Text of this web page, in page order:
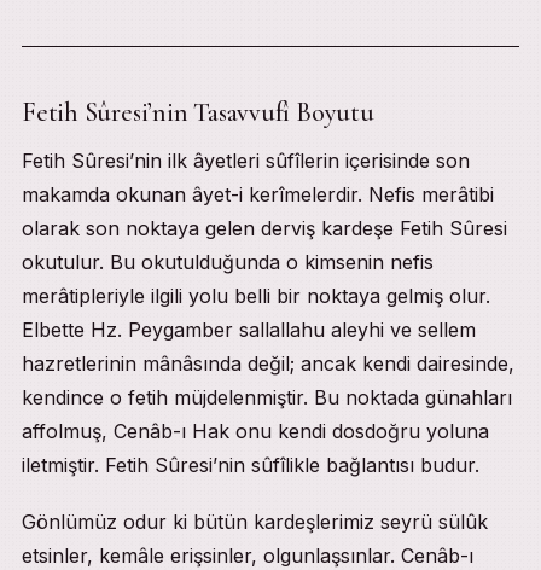
Fetih Sûresi’nin Tasavvufî Boyutu
Fetih Sûresi’nin ilk âyetleri sûfîlerin içerisinde son
makamda okunan âyet-i kerîmelerdir. Nefis merâtibi
olarak son noktaya gelen derviş kardeşe Fetih Sûresi
okutulur. Bu okutulduğunda o kimsenin nefis
merâtipleriyle ilgili yolu belli bir noktaya gelmiş olur.
Elbette Hz. Peygamber sallallahu aleyhi ve sellem
hazretlerinin mânâsında değil; ancak kendi dairesinde,
kendince o fetih müjdelenmiştir. Bu noktada günahları
affolmuş, Cenâb-ı Hak onu kendi dosdoğru yoluna
iletmiştir. Fetih Sûresi’nin sûfîlikle bağlantısı budur.
Gönlümüz odur ki bütün kardeşlerimiz seyrü sülûk
etsinler, kemâle erişsinler, olgunlaşsınlar. Cenâb-ı